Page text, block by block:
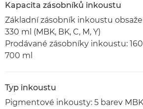
Kapacita zásobníků inkoustu
Základní zásobník inkoustu
330 ml (MBK, BK, C, M, Y)
Prodávané zásobníky inkoustu:
700 ml
Typ inkoustu
Pigmentové inkousty: 5 barev MBK